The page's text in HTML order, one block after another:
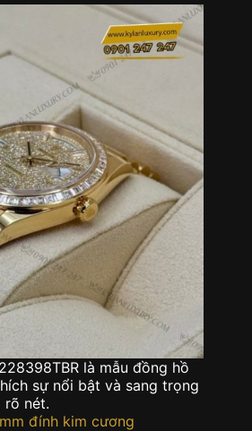
là mẫu đồng hồ
sự nổi bật và sang trọng
rõ nét.
đính kim cương